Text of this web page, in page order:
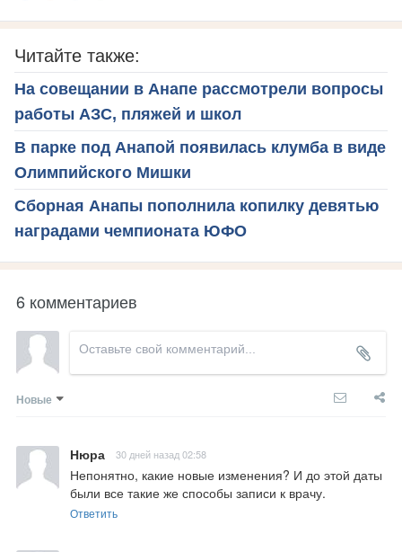
Читайте также:
На совещании в Анапе рассмотрели вопросы
работы АЗС, пляжей и школ
В парке под Анапой появилась клумба в виде
Олимпийского Мишки
Сборная Анапы пополнила копилку девятью
наградами чемпионата ЮФО
6 комментариев
Новые
Нюра 30 дней назад 02:58
Непонятно, какие новые изменения? И до этой даты
были все такие же способы записи к врачу.
Ответить